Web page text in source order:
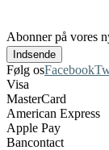
Abonner på vores
Følg osFacebook
Visa
MasterCard
American Express
Apple Pay
Bancontact